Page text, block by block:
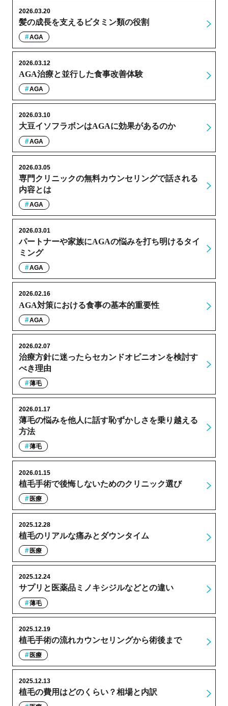
髪の成長を支えるビタミン類の役割
2026.03.20
AGA
AGA治療と並行した食事改善体験
2026.03.12
AGA
大豆イソフラボンはAGAに効果があるのか
2026.03.10
AGA
専門クリニックの無料カウンセリングで話される
内容とは
2026.03.05
AGA
パートナーや家族にAGAの悩みを打ち明けるタイ
ミング
2026.03.01
AGA
AGA対策における食事の基本的重要性
2026.02.16
AGA
治療方針に迷ったらセカンドオピニオンを検討す
べき理由
2026.02.07
薄毛
薄毛の悩みを他人に話す恥ずかしさを乗り越える
方法
2026.01.17
薄毛
植毛手術で後悔しないためのクリニック選び
2026.01.15
医療
植毛のリアルな痛みとダウンタイム
2025.12.28
医療
サプリと医薬品ミノキシジルなどとの違い
2025.12.24
薄毛
植毛手術の流れカウンセリングから術後まで
2025.12.19
医療
植毛の費用はどのくらい？相場と内訳
2025.12.13